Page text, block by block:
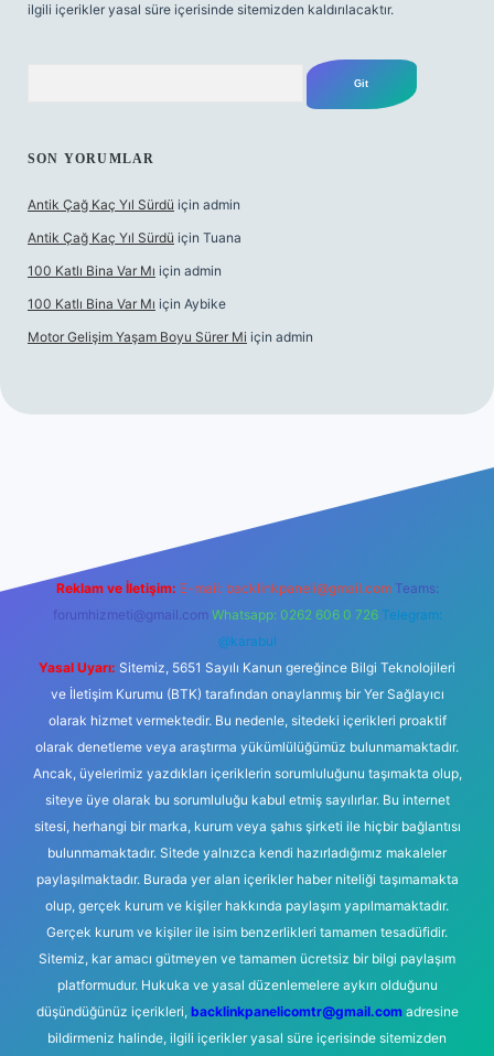
ilgili içerikler yasal süre içerisinde sitemizden kaldırılacaktır.
SON YORUMLAR
Antik Çağ Kaç Yıl Sürdü için admin
Antik Çağ Kaç Yıl Sürdü için Tuana
100 Katlı Bina Var Mı için admin
100 Katlı Bina Var Mı için Aybike
Motor Gelişim Yaşam Boyu Sürer Mi için admin
Reklam ve İletişim: E-mail: backlinkpaneli@gmail.com Teams:
forumhizmeti@gmail.com Whatsapp: 0262 606 0 726 Telegram:
@karabul
Yasal Uyarı: Sitemiz, 5651 Sayılı Kanun gereğince Bilgi Teknolojileri
ve İletişim Kurumu (BTK) tarafından onaylanmış bir Yer Sağlayıcı
olarak hizmet vermektedir. Bu nedenle, sitedeki içerikleri proaktif
olarak denetleme veya araştırma yükümlülüğümüz bulunmamaktadır.
Ancak, üyelerimiz yazdıkları içeriklerin sorumluluğunu taşımakta olup,
siteye üye olarak bu sorumluluğu kabul etmiş sayılırlar. Bu internet
sitesi, herhangi bir marka, kurum veya şahıs şirketi ile hiçbir bağlantısı
bulunmamaktadır. Sitede yalnızca kendi hazırladığımız makaleler
paylaşılmaktadır. Burada yer alan içerikler haber niteliği taşımamakta
olup, gerçek kurum ve kişiler hakkında paylaşım yapılmamaktadır.
Gerçek kurum ve kişiler ile isim benzerlikleri tamamen tesadüfidir.
Sitemiz, kar amacı gütmeyen ve tamamen ücretsiz bir bilgi paylaşım
platformudur. Hukuka ve yasal düzenlemelere aykırı olduğunu
düşündüğünüz içerikleri, backlinkpanelicomtr@gmail.comadresine
bildirmeniz halinde, ilgili içerikler yasal süre içerisinde sitemizden